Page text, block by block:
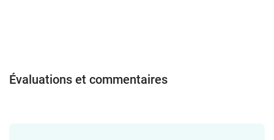
Évaluations et commentaires